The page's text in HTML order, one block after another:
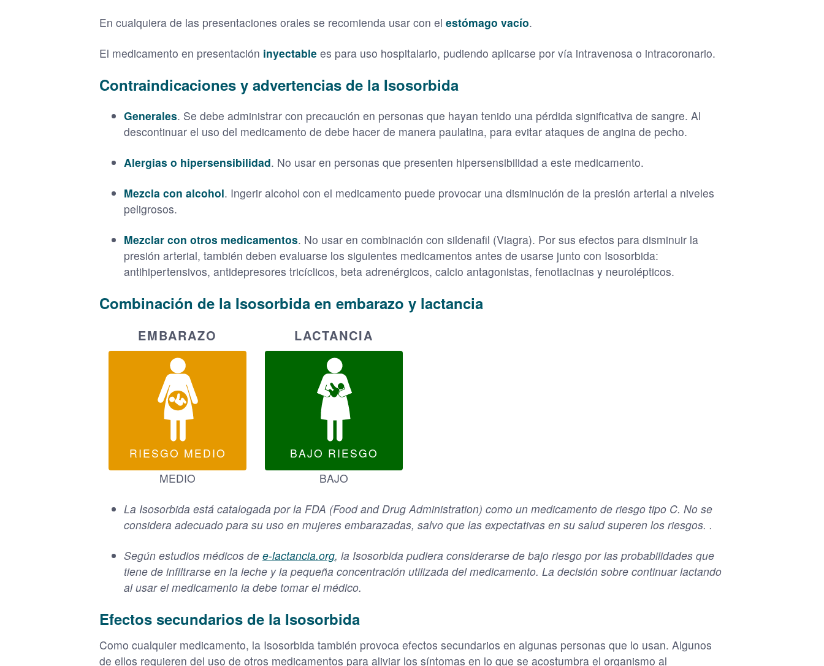
En cualquiera de las presentaciones orales se recomienda usar con el estómago vacío.
El medicamento en presentación inyectable es para uso hospitalario, pudiendo aplicarse por vía intravenosa o intracoronario.
Contraindicaciones y advertencias de la Isosorbida
Generales. Se debe administrar con precaución en personas que hayan tenido una pérdida significativa de sangre. Al
descontinuar el uso del medicamento de debe hacer de manera paulatina, para evitar ataques de angina de pecho.
Alergias o hipersensibilidad. No usar en personas que presenten hipersensibilidad a este medicamento.
Mezcla con alcohol. Ingerir alcohol con el medicamento puede provocar una disminución de la presión arterial a niveles
peligrosos.
Mezclar con otros medicamentos. No usar en combinación con sildenafil (Viagra). Por sus efectos para disminuir la
presión arterial, también deben evaluarse los siguientes medicamentos antes de usarse junto con Isosorbida:
antihipertensivos, antidepresores tricíclicos, beta adrenérgicos, calcio antagonistas, fenotiacinas y neurolépticos.
Combinación de la Isosorbida en embarazo y lactancia
EMBARAZO
RIESGO MEDIO
MEDIO
LACTANCIA
BAJO RIESGO
BAJO
La Isosorbida está catalogada por la FDA (Food and Drug Administration) como un medicamento de riesgo tipo C. No se
considera adecuado para su uso en mujeres embarazadas, salvo que las expectativas en su salud superen los riesgos. .
Según estudios médicos de e-lactancia.org, la Isosorbida pudiera considerarse de bajo riesgo por las probabilidades que
tiene de infiltrarse en la leche y la pequeña concentración utilizada del medicamento. La decisión sobre continuar lactando
al usar el medicamento la debe tomar el médico.
Efectos secundarios de la Isosorbida
Como cualquier medicamento, la Isosorbida también provoca efectos secundarios en algunas personas que lo usan. Algunos
de ellos requieren del uso de otros medicamentos para aliviar los síntomas en lo que se acostumbra el organismo al